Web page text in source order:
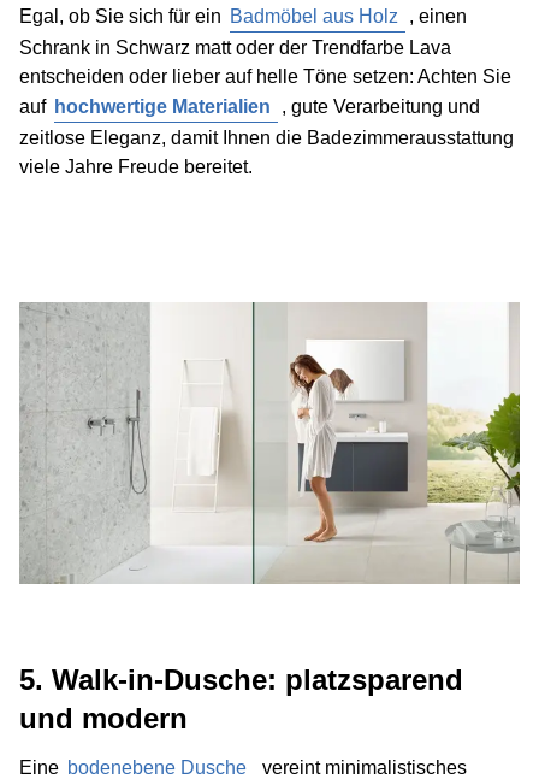
Egal, ob Sie sich für ein Badmöbel aus Holz
, einen
Schrank in Schwarz matt oder der Trendfarbe Lava
entscheiden oder lieber auf helle Töne setzen: Achten Sie
auf hochwertige Materialien
, gute Verarbeitung und
zeitlose Eleganz, damit Ihnen die Badezimmerausstattung
viele Jahre Freude bereitet.
5. Walk-in-Dusche: platzsparend
und modern
Eine bodenebene Dusche
vereint minimalistisches